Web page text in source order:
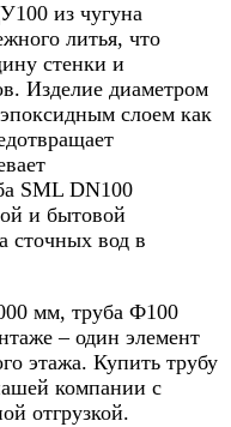
из чугуна
литья, что
стенки и
Изделие диаметром
слоем как
SML DN100
и бытовой
сточных вод в
мм, труба Ф100
– один элемент
этажа. Купить трубу
компании с
отгрузкой.